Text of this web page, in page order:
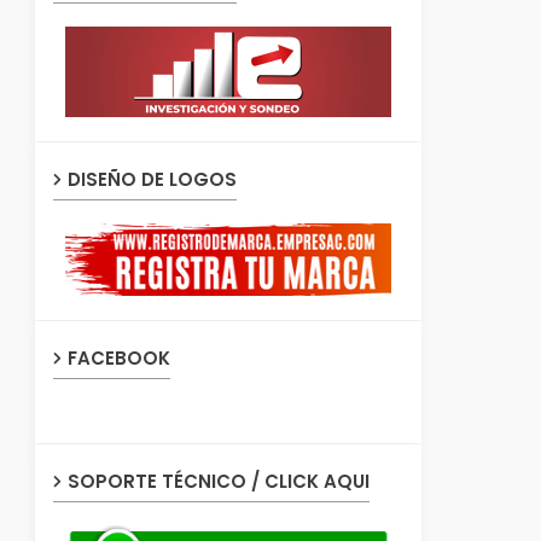
DISEÑO DE LOGOS
FACEBOOK
SOPORTE TÉCNICO / CLICK AQUI